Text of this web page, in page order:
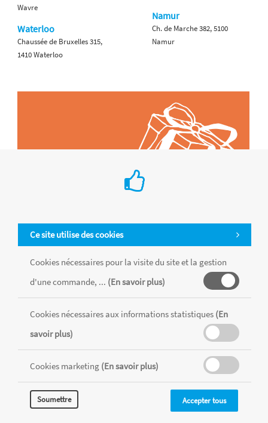
Ce site utilise des cookies
Cookies nécessaires pour la visite du site et la gestion
d'une commande, ... (En savoir plus)
Cookies nécessaires aux informations statistiques (En
savoir plus)
Cookies marketing (En savoir plus)
Soumettre Accepter tous
Wavre
Waterloo
Chaussée de Bruxelles 315,
1410 Waterloo
Namur
Ch. de Marche 382, 5100
Namur
Tous les produits sont vendus dans la limite des stocks disponibles de
chaque magasin, toutes taxes comprises.
CONDITIONS GÉNÉRALES
RÉALISÉ AVEC MERCATOR
CMS